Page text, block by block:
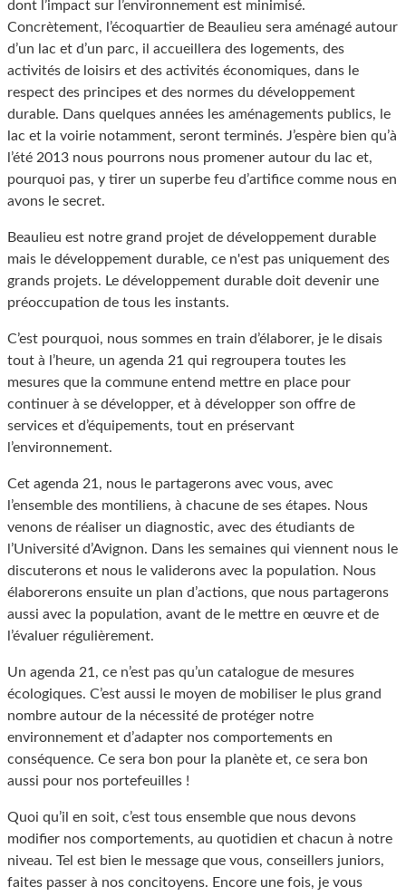
dont l’impact sur l’environnement est minimisé.
Concrètement, l’écoquartier de Beaulieu sera aménagé autour
d’un lac et d’un parc, il accueillera des logements, des
activités de loisirs et des activités économiques, dans le
respect des principes et des normes du développement
durable. Dans quelques années les aménagements publics, le
lac et la voirie notamment, seront terminés. J’espère bien qu’à
l’été 2013 nous pourrons nous promener autour du lac et,
pourquoi pas, y tirer un superbe feu d’artifice comme nous en
avons le secret.
Beaulieu est notre grand projet de développement durable
mais le développement durable, ce n'est pas uniquement des
grands projets. Le développement durable doit devenir une
préoccupation de tous les instants.
C’est pourquoi, nous sommes en train d’élaborer, je le disais
tout à l’heure, un agenda 21 qui regroupera toutes les
mesures que la commune entend mettre en place pour
continuer à se développer, et à développer son offre de
services et d’équipements, tout en préservant
l’environnement.
Cet agenda 21, nous le partagerons avec vous, avec
l’ensemble des montiliens, à chacune de ses étapes. Nous
venons de réaliser un diagnostic, avec des étudiants de
l’Université d’Avignon. Dans les semaines qui viennent nous le
discuterons et nous le validerons avec la population. Nous
élaborerons ensuite un plan d’actions, que nous partagerons
aussi avec la population, avant de le mettre en œuvre et de
l’évaluer régulièrement.
Un agenda 21, ce n’est pas qu’un catalogue de mesures
écologiques. C’est aussi le moyen de mobiliser le plus grand
nombre autour de la nécessité de protéger notre
environnement et d’adapter nos comportements en
conséquence. Ce sera bon pour la planète et, ce sera bon
aussi pour nos portefeuilles !
Quoi qu’il en soit, c’est tous ensemble que nous devons
modifier nos comportements, au quotidien et chacun à notre
niveau. Tel est bien le message que vous, conseillers juniors,
faites passer à nos concitoyens. Encore une fois, je vous